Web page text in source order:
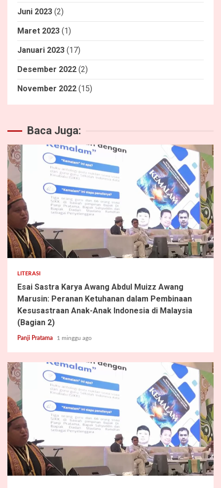
Juni 2023 (2)
Maret 2023 (1)
Januari 2023 (17)
Desember 2022 (2)
November 2022 (15)
Baca Juga:
5 min read
LITERASI
Esai Sastra Karya Awang Abdul Muizz Awang
Marusin: Peranan Ketuhanan dalam Pembinaan
Kesusastraan Anak-Anak Indonesia di Malaysia
(Bagian 2)
Panji Pratama 1 minggu ago
4 min read